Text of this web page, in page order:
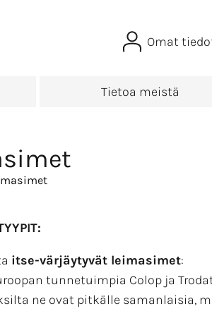
Omat
Tietoa meistä
itse-värjäytyvät leimasimet:
tunnetuimpia Colop ja
ne ovat pitkälle samanlaisia,